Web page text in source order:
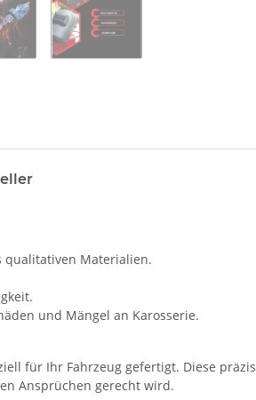
qualitativen Materialien.
und Mängel an Karosserie.
für Ihr Fahrzeug gefertigt. Diese
Ansprüchen gerecht wird.